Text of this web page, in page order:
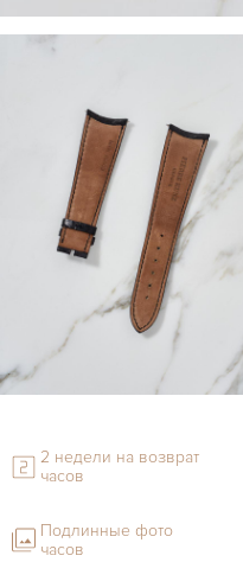
2 недели на возврат
часов
Подлинные фото
часов